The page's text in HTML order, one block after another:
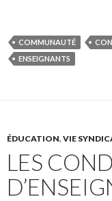
COMMUNAUTÉ
ENSEIGNANTS
ÉDUCATION, VIE
LES